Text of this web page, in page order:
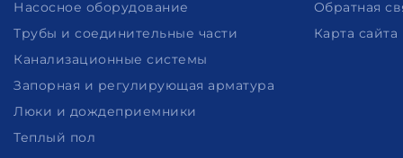
Насосное оборудование
Трубы и соединительные части
Канализационные системы
Запорная и регулирующая арматура
Люки и дождеприемники
Теплый пол
Обратная
Карта сайта